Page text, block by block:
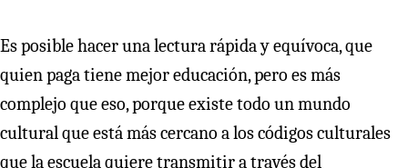
Es posible hacer una lectura rápida y equívoca, que
quien paga tiene mejor educación, pero es más
complejo que eso, porque existe todo un mundo
cultural que está más cercano a los códigos culturales
que la escuela quiere transmitir a través del